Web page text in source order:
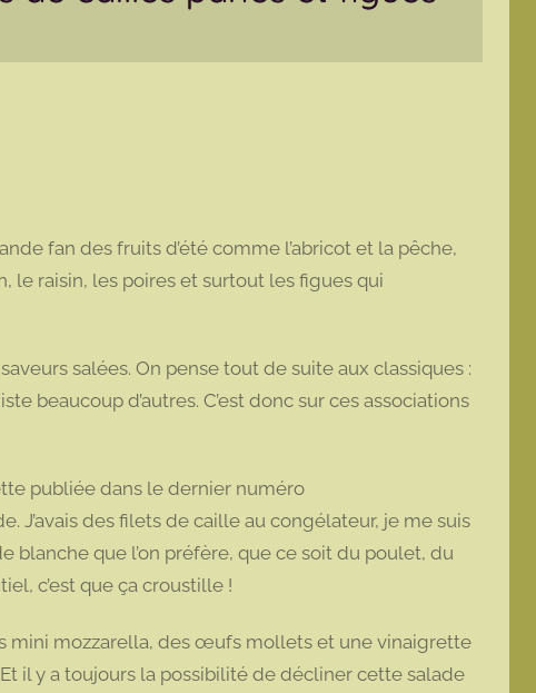
fan des fruits d’été comme l’abricot et la pêche,
le raisin, les poires et surtout les figues qui
salées. On pense tout de suite aux classiques :
beaucoup d’autres. C’est donc sur ces associations
publiée dans le dernier numéro
J’avais des filets de caille au congélateur, je me suis
blanche que l’on préfère, que ce soit du poulet, du
c’est que ça croustille !
mini mozzarella, des œufs mollets et une vinaigrette
il y a toujours la possibilité de décliner cette salade